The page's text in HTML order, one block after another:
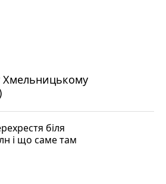
Хмельницькому
біля
і що саме там